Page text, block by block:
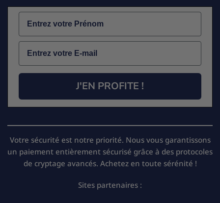
Name
Email
J'EN PROFITE !
Votre sécurité est notre priorité. Nous vous garantissons
un paiement entièrement sécurisé grâce à des protocoles
de cryptage avancés. Achetez en toute sérénité !
Sites partenaires :